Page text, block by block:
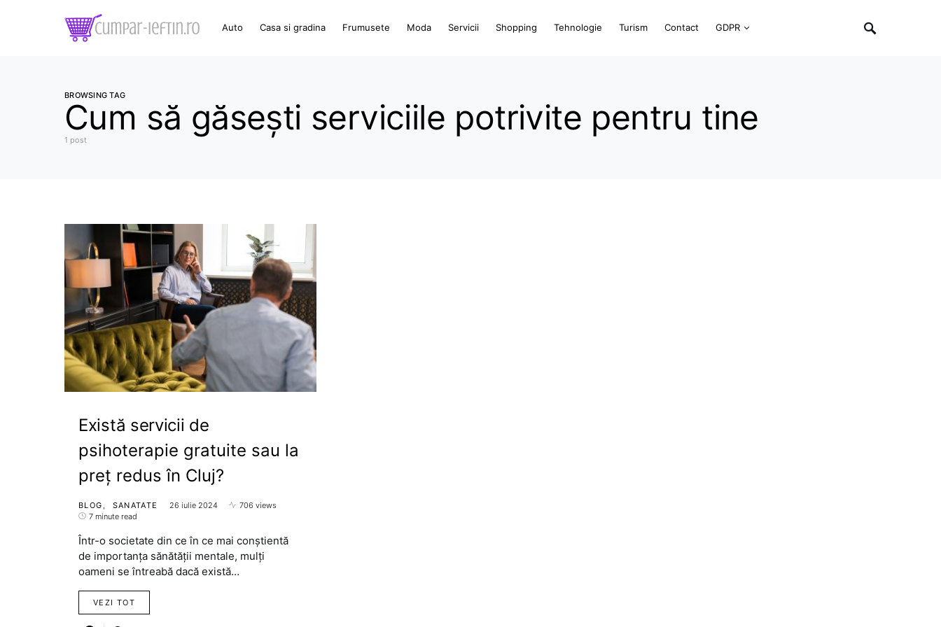
Auto Casa si gradina Frumusete Moda Servicii Shopping Tehnologie Turism Contact GDPR
BROWSING TAG
Cum să găsești serviciile potrivite pentru tine
1 post
Există servicii de
psihoterapie gratuite sau la
preț redus în Cluj?
BLOG SANATATE 26 iulie 2024
706 views
7 minute read
Într-o societate din ce în ce mai conștientă
de importanța sănătății mentale, mulți
oameni se întreabă dacă există…
VEZI TOT